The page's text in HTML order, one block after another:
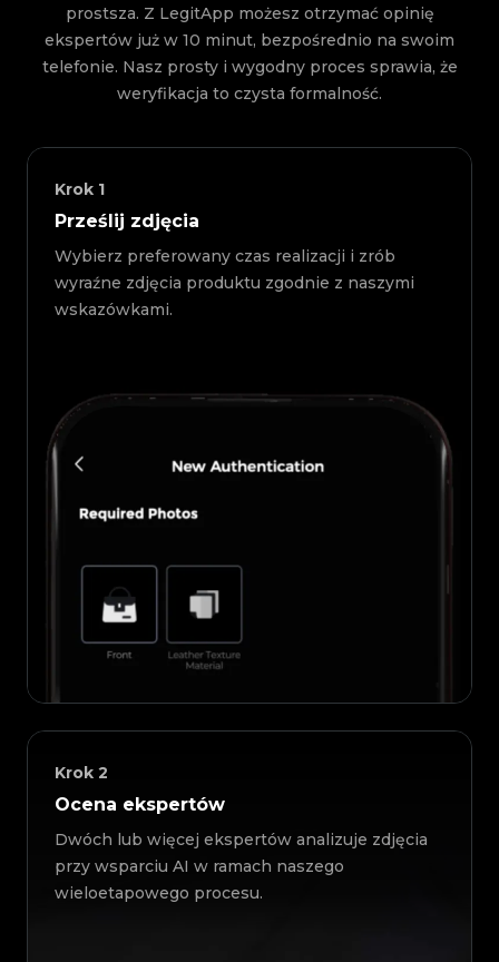
prostsza. Z LegitApp możesz otrzymać opinię
ekspertów już w 10 minut, bezpośrednio na swoim
telefonie. Nasz prosty i wygodny proces sprawia, że
weryfikacja to czysta formalność.
Krok 1
Prześlij zdjęcia
Wybierz preferowany czas realizacji i zrób
wyraźne zdjęcia produktu zgodnie z naszymi
wskazówkami.
Krok 2
Ocena ekspertów
Dwóch lub więcej ekspertów analizuje zdjęcia
przy wsparciu AI w ramach naszego
wieloetapowego procesu.